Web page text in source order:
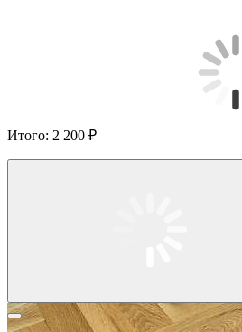
Итого: 2 200 ₽